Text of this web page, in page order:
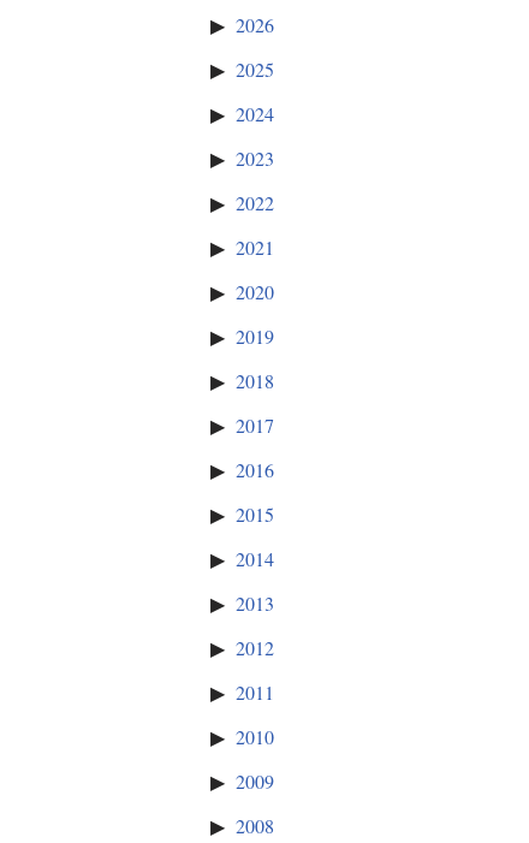
2026
2025
2024
2023
2022
2021
2020
2019
2018
2017
2016
2015
2014
2013
2012
2011
2010
2009
2008